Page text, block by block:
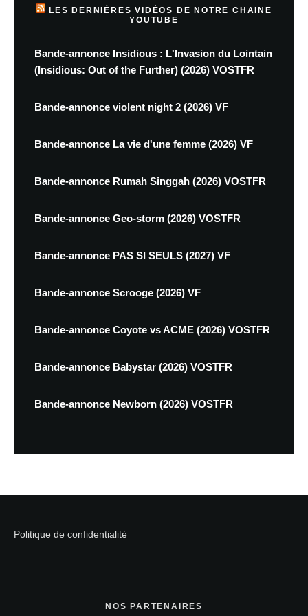
LES DERNIÈRES VIDÉOS DE NOTRE CHAINE
YOUTUBE
Bande-annonce Insidious : L'Invasion du Lointain
(Insidious: Out of the Further) (2026) VOSTFR
Bande-annonce violent night 2 (2026) VF
Bande-annonce La vie d'une femme (2026) VF
Bande-annonce Rumah Singgah (2026) VOSTFR
Bande-annonce Geo-storm (2026) VOSTFR
Bande-annonce PAS SI SEULS (2027) VF
Bande-annonce Scrooge (2026) VF
Bande-annonce Coyote vs ACME (2026) VOSTFR
Bande-annonce Babystar (2026) VOSTFR
Bande-annonce Newborn (2026) VOSTFR
Politique de confidentialité
NOS PARTENAIRES